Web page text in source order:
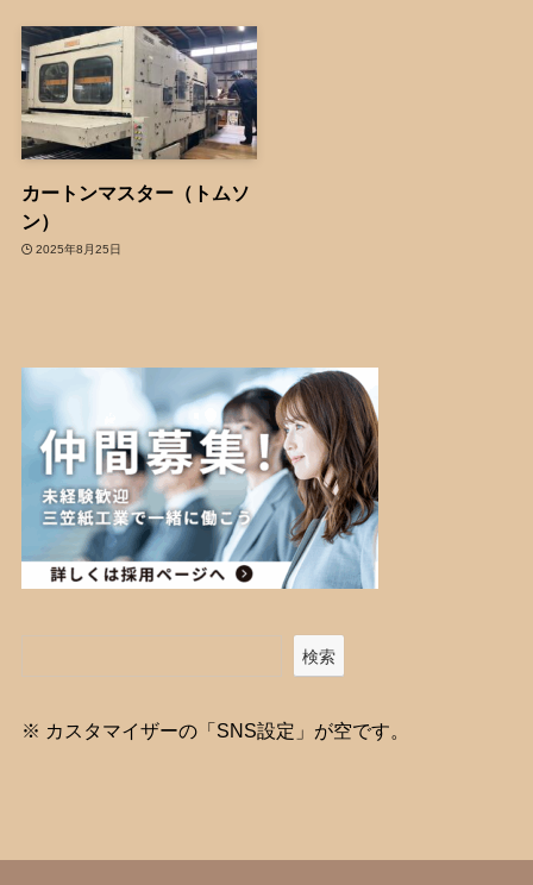
カートンマスター（トムソ
ン）
2025年8月25日
検索
※ カスタマイザーの「SNS設定」が空です。